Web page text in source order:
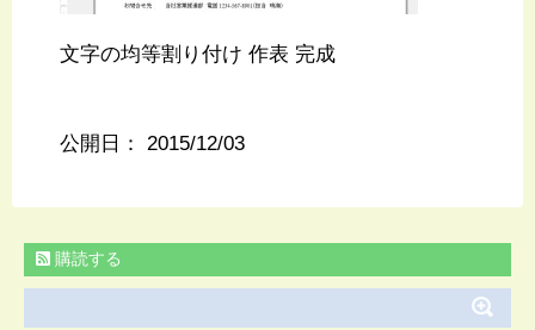
文字の均等割り付け 作表 完成
公開日： 2015/12/03
購読する